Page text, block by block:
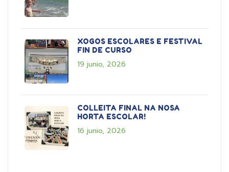
XOGOS ESCOLARES E FESTIVAL
FIN DE CURSO
19 junio, 2026
COLLEITA FINAL NA NOSA
HORTA ESCOLAR!
16 junio, 2026